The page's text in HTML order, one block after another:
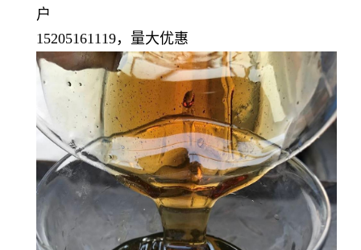
户
15205161119，量大优惠